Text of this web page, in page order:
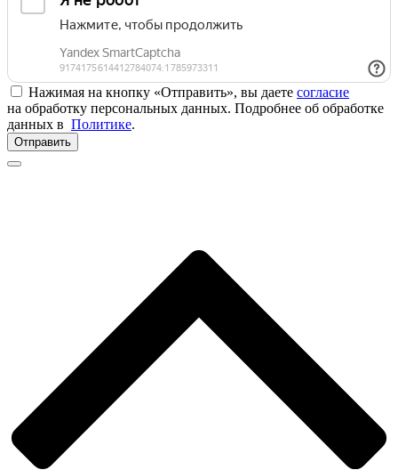
Нажимая на кнопку «Отправить», вы даете согласие
на обработку персональных данных. Подробнее об обработке
данных в Политике.
Отправить